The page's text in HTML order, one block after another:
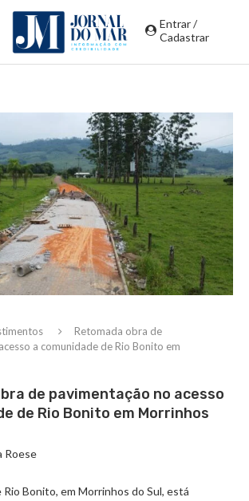
Entrar /
Cadastrar
Retomada obra de
a comunidade de Rio Bonito em
de pavimentação no acesso
de Rio Bonito em Morrinhos
Roese
Bonito, em Morrinhos do Sul, está